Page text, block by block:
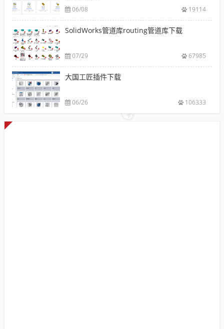
06/08 19114
SolidWorks管道库routing管道库下载
07/29 67985
大国工匠插件下载
06/26 106333